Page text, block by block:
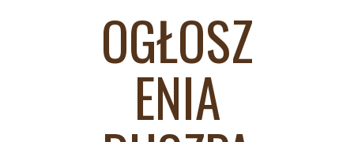
OGŁOSZ
ENIA